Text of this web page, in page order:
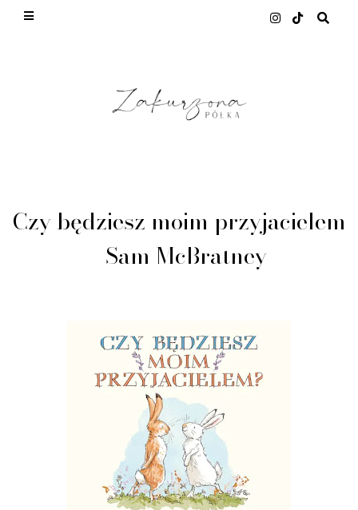
Czy będziesz moim przyjacielem
- Sam McBratney
This site uses cookies from Google to deliver its
quality of service, generate usage statistics, and
to detect and address abuse.
LEARN MORE